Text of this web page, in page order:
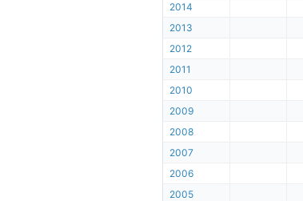
2014
2013
2012
2011
2010
2009
2008
2007
2006
2005